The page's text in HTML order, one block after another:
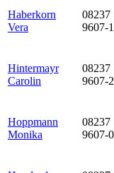
Haberkorn
Vera
08237
9607-
Hintermayr
Carolin
08237
9607-
Hoppmann
Monika
08237
9607-0